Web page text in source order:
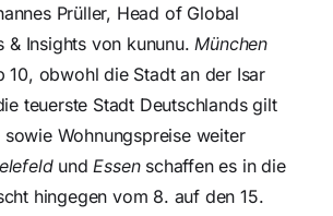
Prüller, Head of Global
& Insights von kununu.München
10, obwohl die Stadt an der Isar
teuerste Stadt Deutschlands gilt
Wohnungspreise weiter
undEssenschaffen es in die
hingegen vom 8. auf den 15.